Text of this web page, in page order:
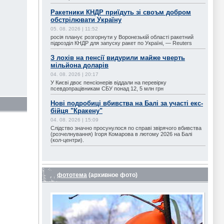
Ракетники КНДР приїдуть зі своъм добром
обстрілювати Україну
05. 08. 2026 | 11:52
росія планує розгорнути у Воронезькій області ракетний
підрозділ КНДР для запуску ракет по Україні, — Reuters
З лохів на пенсії видурили майже чверть
мільйона доларів
04. 08. 2026 | 20:17
У Києві двоє пенсіонерів віддали на перевірку
псевдопрацівникам СБУ понад 12, 5 млн грн
Нові подробиці вбивства на Балі за участі екс-
бійця "Кракену"
04. 08. 2026 | 15:09
Слідство значно просунулося по справі звірячого вбивства
(розчелнування) Ігоря Комарова в лютому 2026 на Балі
(кол-центри).
фототема (архивное фото)